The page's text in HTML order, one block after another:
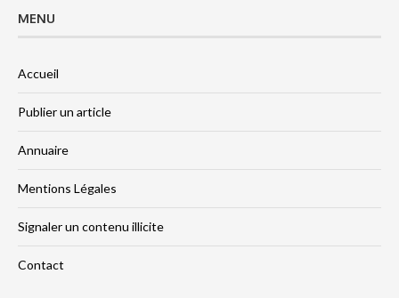
MENU
Accueil
Publier un article
Annuaire
Mentions Légales
Signaler un contenu illicite
Contact